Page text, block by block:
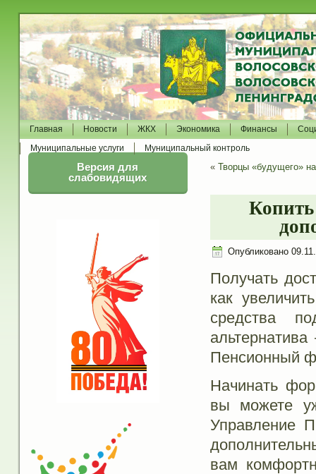
Главная Новости ЖКХ Экономика Финансы
Муниципальные услуги
Муниципальный контроль
Версия для
слабовидящих
« Творцы «будущего»
Копить
Опубликовано
Получать
как
средства
Пенсионный
Начинать
вы можете
Управление
вам